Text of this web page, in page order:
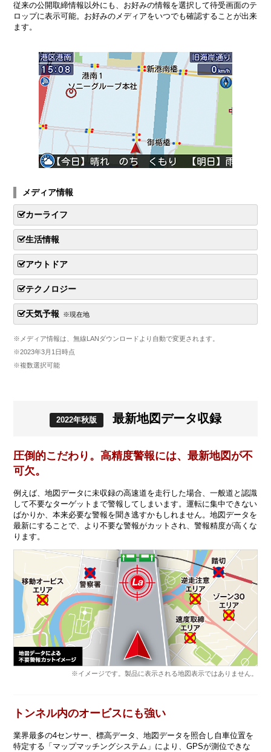
従来の公開取締情報以外にも、お好みの情報を選択して待受画面のテ
ロップに表示可能。お好みのメディアをいつでも確認することが出来
ます。
メディア情報
カーライフ
生活情報
アウトドア
テクノロジー
天気予報 ※現在地
※メディア情報は、無線LANダウンロードより自動で変更されます。
※2023年3月1日時点
※複数選択可能
2022年秋版 最新地図データ収録
圧倒的こだわり。高精度警報には、最新地図が不
可欠。
例えば、地図データに未収録の高速道を走行した場合、一般道と認識
して不要なターゲットまで警報してしまいます。運転に集中できない
ばかりか、本来必要な警報を聞き逃すかもしれません。地図データを
最新にすることで、より不要な警報がカットされ、警報精度が高くな
ります。
※イメージです。製品に表示される地図表示ではありません。
トンネル内のオービスにも強い
業界最多の4センサー、標高データ、地図データを照合し自車位置を
特定する「マップマッチングシステム」により、GPSが測位できな